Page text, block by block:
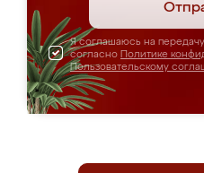
Я соглашаюсь на
согласно Политике
Пользовательскому